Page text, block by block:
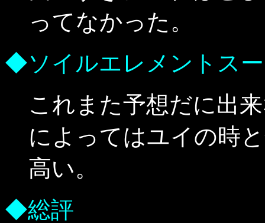
ってなかった。
◆ソイルエレメントス
これまた予想だに出
によってはユイの時
高い。
◆総評